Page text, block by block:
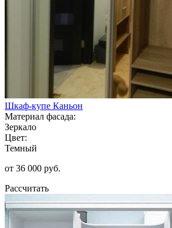
Шкаф-купе Каньон
Материал фасада:
Зеркало
Цвет:
Темный
от 36 000 руб.
Рассчитать